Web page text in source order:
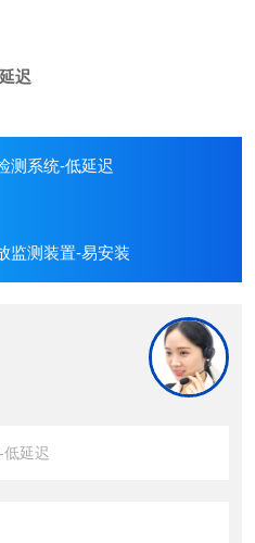
迟
测系统-低延迟
监测装置-易安装